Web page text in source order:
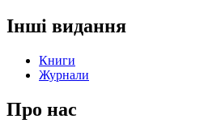
Інші видання
Книги
Журнали
Про нас